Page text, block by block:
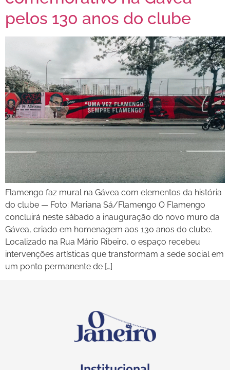
pelos 130 anos do clube
Flamengo faz mural na Gávea com elementos da história
do clube — Foto: Mariana Sá/Flamengo O Flamengo
concluirá neste sábado a inauguração do novo muro da
Gávea, criado em homenagem aos 130 anos do clube.
Localizado na Rua Mário Ribeiro, o espaço recebeu
intervenções artísticas que transformam a sede social em
um ponto permanente de […]